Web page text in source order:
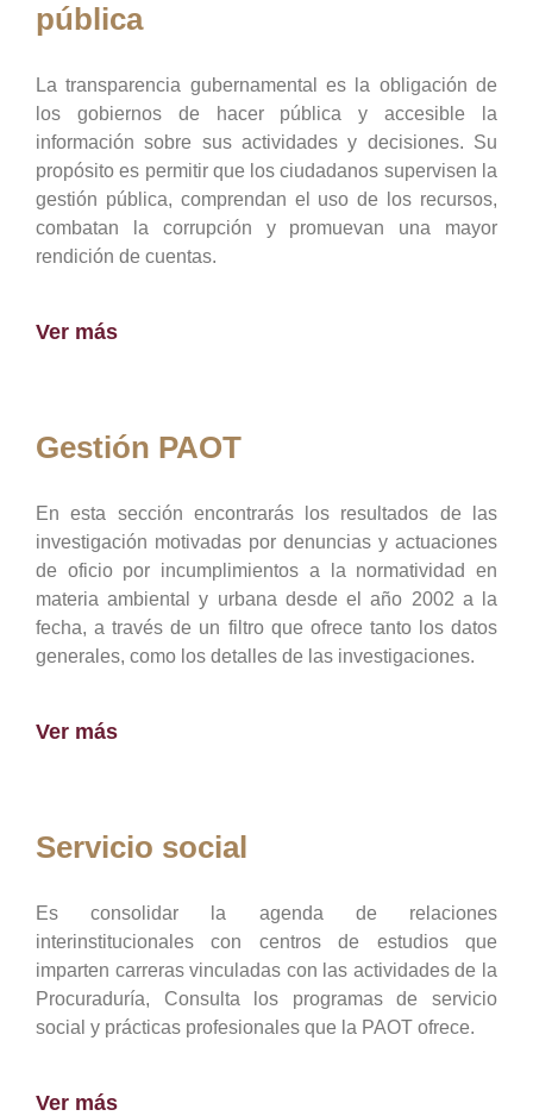
pública
La transparencia gubernamental es la obligación de
los gobiernos de hacer pública y accesible la
información sobre sus actividades y decisiones. Su
propósito es permitir que los ciudadanos supervisen la
gestión pública, comprendan el uso de los recursos,
combatan la corrupción y promuevan una mayor
rendición de cuentas.
Ver más
Gestión PAOT
En esta sección encontrarás los resultados de las
investigación motivadas por denuncias y actuaciones
de oficio por incumplimientos a la normatividad en
materia ambiental y urbana desde el año 2002 a la
fecha, a través de un filtro que ofrece tanto los datos
generales, como los detalles de las investigaciones.
Ver más
Servicio social
Es consolidar la agenda de relaciones
interinstitucionales con centros de estudios que
imparten carreras vinculadas con las actividades de la
Procuraduría, Consulta los programas de servicio
social y prácticas profesionales que la PAOT ofrece.
Ver más